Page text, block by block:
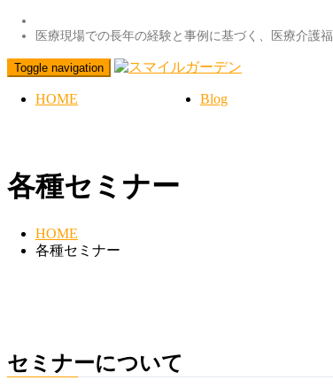
医療現場での長年の経験と事例に基づく、医療介護
Toggle navigation
HOME Blog
各種セミナー
HOME
各種セミナー
セミナーについて